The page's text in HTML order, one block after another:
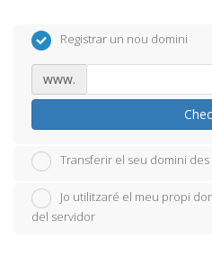
Registrar un nou domini
www.
Transferir el seu domini
Jo utilitzaré el meu propi
del servidor